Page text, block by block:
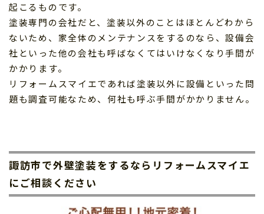
起こるものです。
塗装専門の会社だと、塗装以外のことはほとんどわから
ないため、家全体のメンテナンスをするのなら、設備会
社といった他の会社も呼ばなくてはいけなくなり手間が
かかります。
リフォームスマイエであれば塗装以外に設備といった問
題も調査可能なため、何社も呼ぶ手間がかかりません。
諏訪市で外壁塗装をするならリフォームスマイエ
にご相談ください